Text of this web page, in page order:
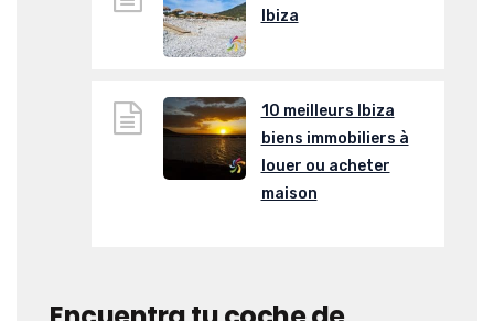
Ibiza
10 meilleurs Ibiza
biens immobiliers à
louer ou acheter
maison